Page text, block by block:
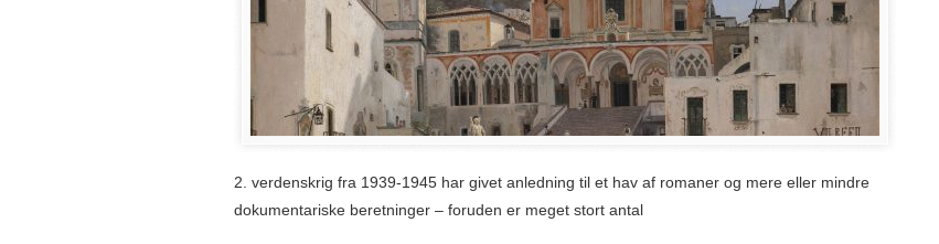
2. verdenskrig fra 1939-1945 har givet anledning til et hav af romaner og mere eller mindre
dokumentariske beretninger – foruden er meget stort antal